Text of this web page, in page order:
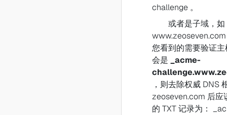
challenge 。
或者是子域，如
您看到的需要验证
会是
_acme-
，则去除权威 DNS
zeoseven.com 后应
的 TXT 记录为：